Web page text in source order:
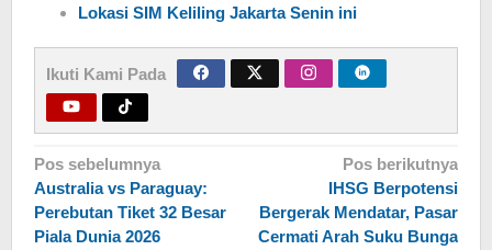
Lokasi SIM Keliling Jakarta Senin ini
Ikuti Kami Pada
Navigasi
pos
Pos sebelumnya
Australia vs Paraguay:
Perebutan Tiket 32 Besar
Piala Dunia 2026
Pos berikutnya
IHSG Berpotensi
Bergerak Mendatar, Pasar
Cermati Arah Suku Bunga